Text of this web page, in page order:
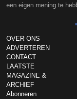
een eigen mening te
OVER ONS
ADVERTEREN
CONTACT
LAATSTE
MAGAZINE &
ARCHIEF
Abonneren